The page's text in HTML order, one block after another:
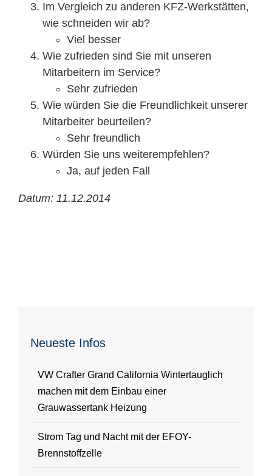
Im Vergleich zu anderen KFZ-Werkstätten,
wie schneiden wir ab?
Viel besser
Wie zufrieden sind Sie mit unseren
Mitarbeitern im Service?
Sehr zufrieden
Wie würden Sie die Freundlichkeit unserer
Mitarbeiter beurteilen?
Sehr freundlich
Würden Sie uns weiterempfehlen?
Ja, auf jeden Fall
Datum: 11.12.2014
Neueste Infos
VW Crafter Grand California Wintertauglich
machen mit dem Einbau einer
Grauwassertank Heizung
Strom Tag und Nacht mit der EFOY-
Brennstoffzelle